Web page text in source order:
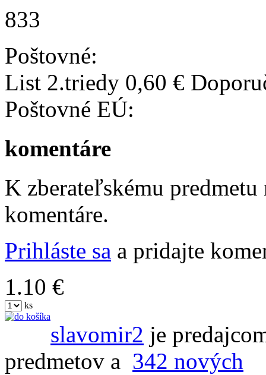
833
Poštovné:
List 2.triedy 0,60 €
Poštovné EÚ:
komentáre
K zberateľskému
komentáre.
Prihláste sa a pridajte
1.10 €
ks
slavomir2 je
predmetov a 342 nových